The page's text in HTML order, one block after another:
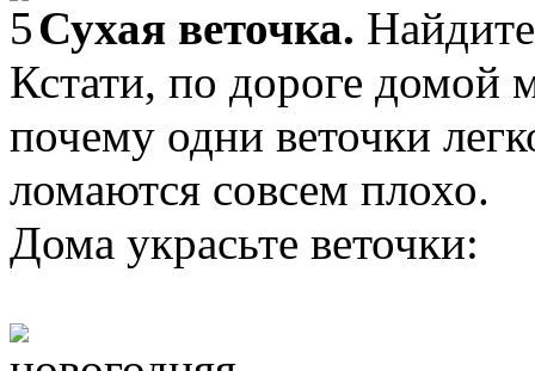
Сухая веточка.
Кстати, по дороге домой
почему одни веточки
ломаются совсем плохо.
Дома украсьте веточки: